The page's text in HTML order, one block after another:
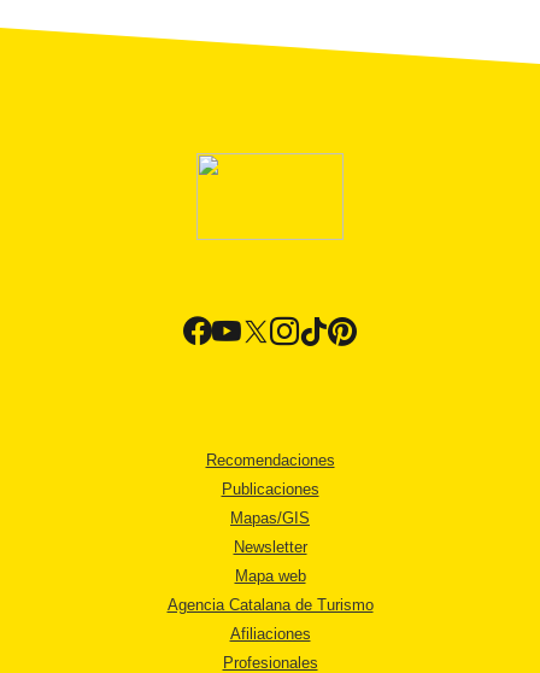
Recomendaciones
Publicaciones
Mapas/GIS
Newsletter
Mapa web
Agencia Catalana de Turismo
Afiliaciones
Profesionales